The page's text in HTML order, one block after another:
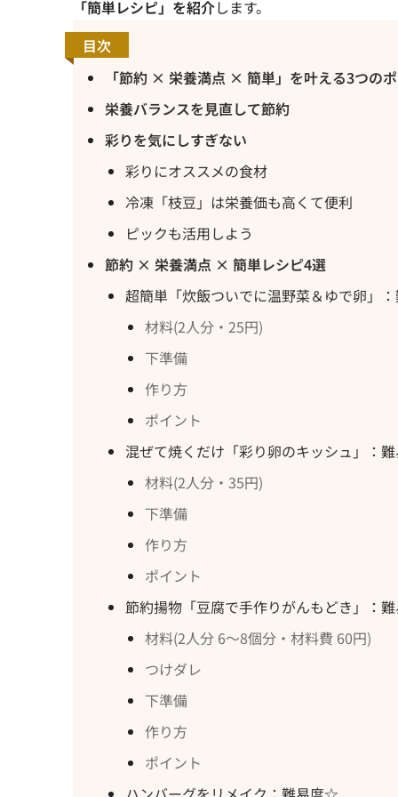
「簡単レシピ」を紹介します。
目次
「節約 × 栄養満点 × 簡単」を叶える3つの
栄養バランスを見直して節約
彩りを気にしすぎない
彩りにオススメの食材
冷凍「枝豆」は栄養価も高くて便利
ピックも活用しよう
節約 × 栄養満点 × 簡単レシピ4選
超簡単「炊飯ついでに温野菜＆ゆで卵」
材料(2人分・25円)
下準備
作り方
ポイント
混ぜて焼くだけ「彩り卵のキッシュ」：
材料(2人分・35円)
下準備
作り方
ポイント
節約揚物「豆腐で手作りがんもどき」
材料(2人分 6～8個分・材料費 60円)
つけダレ
下準備
作り方
ポイント